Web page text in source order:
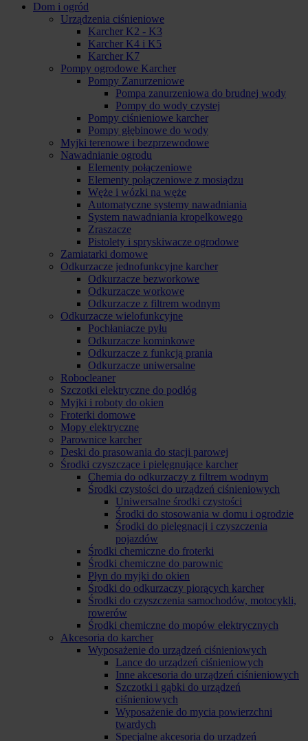
Dom i ogród
Urządzenia ciśnieniowe
Karcher K2 - K3
Karcher K4 i K5
Karcher K7
Pompy ogrodowe Karcher
Pompy Zanurzeniowe
Pompa zanurzeniowa do brudnej wody
Pompy do wody czystej
Pompy ciśnieniowe karcher
Pompy głębinowe do wody
Myjki terenowe i bezprzewodowe
Nawadnianie ogrodu
Elementy połączeniowe
Elementy połączeniowe z mosiądzu
Węże i wózki na węże
Automatyczne systemy nawadniania
System nawadniania kropelkowego
Zraszacze
Pistolety i spryskiwacze ogrodowe
Zamiatarki domowe
Odkurzacze jednofunkcyjne karcher
Odkurzacze bezworkowe
Odkurzacze workowe
Odkurzacze z filtrem wodnym
Odkurzacze wielofunkcyjne
Pochłaniacze pyłu
Odkurzacze kominkowe
Odkurzacze z funkcją prania
Odkurzacze uniwersalne
Robocleaner
Szczotki elektryczne do podłóg
Myjki i roboty do okien
Froterki domowe
Mopy elektryczne
Parownice karcher
Deski do prasowania do stacji parowej
Środki czyszczące i pielęgnujące karcher
Chemia do odkurzaczy z filtrem wodnym
Środki czystości do urządzeń ciśnieniowych
Uniwersalne środki czystości
Środki do stosowania w domu i ogrodzie
Środki do pielęgnacji i czyszczenia
pojazdów
Środki chemiczne do froterki
Środki chemiczne do parownic
Płyn do myjki do okien
Środki do odkurzaczy piorących karcher
Środki do czyszczenia samochodów, motocykli,
rowerów
Środki chemiczne do mopów elektrycznych
Akcesoria do karcher
Wyposażenie do urządzeń ciśnieniowych
Lance do urządzeń ciśnieniowych
Inne akcesoria do urządzeń ciśnieniowych
Szczotki i gąbki do urządzeń
ciśnieniowych
Wyposażenie do mycia powierzchni
twardych
Specjalne akcesoria do urządzeń